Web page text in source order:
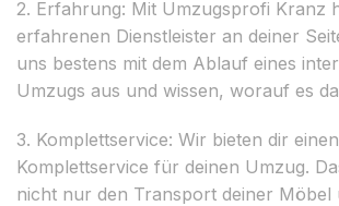
2. Erfahrung: Mit Umzugsprofi Kranz
erfahrenen Dienstleister an deiner
uns bestens mit dem Ablauf eines
Umzugs aus und wissen, worauf es
3. Komplettservice: Wir bieten dir
Komplettservice für deinen Umzug.
nicht nur den Transport deiner Möbel